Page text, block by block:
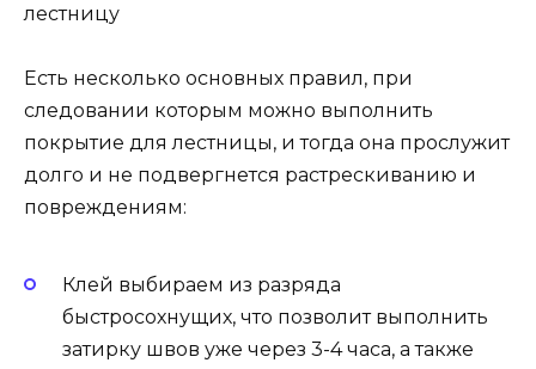
лестницу
Есть несколько основных правил, при
следовании которым можно выполнить
покрытие для лестницы, и тогда она прослужит
долго и не подвергнется растрескиванию и
повреждениям:
Клей выбираем из разряда
быстросохнущих, что позволит выполнить
затирку швов уже через 3-4 часа, а также